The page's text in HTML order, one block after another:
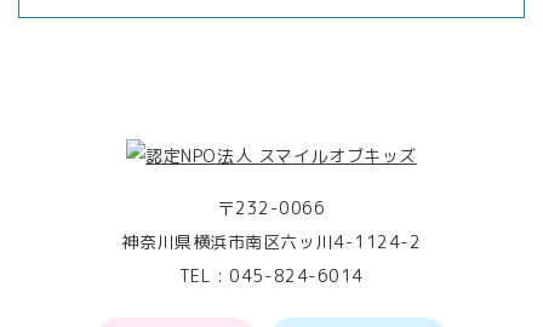
〒232-0066
神奈川県横浜市南区六ッ川4-1124-2
TEL :045-824-6014